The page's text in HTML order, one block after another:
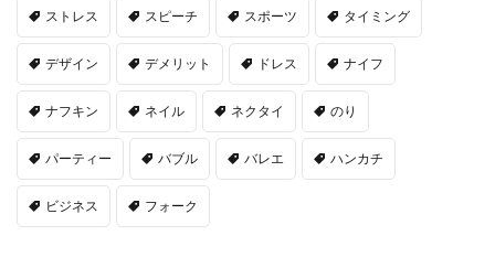
ストレス スピーチ スポーツ タイミング
デザイン デメリット ドレス ナイフ
ナフキン ネイル ネクタイ のり
パーティー バブル バレエ ハンカチ
ビジネス フォーク